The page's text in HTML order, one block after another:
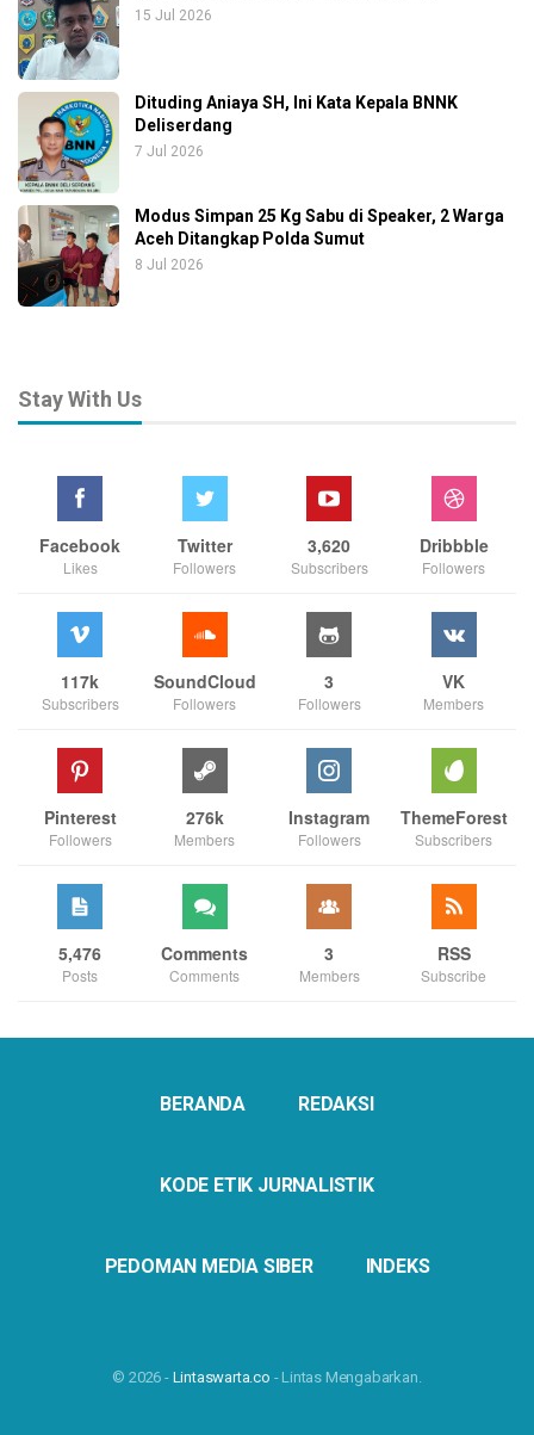
15 Jul 2026
Dituding Aniaya SH, Ini Kata Kepala BNNK
Deliserdang
7 Jul 2026
Modus Simpan 25 Kg Sabu di Speaker, 2 Warga
Aceh Ditangkap Polda Sumut
8 Jul 2026
Stay With Us
Facebook
Likes
Twitter
Followers
3,620
Subscribers
Dribbble
Followers
117k
Subscribers
SoundCloud
Followers
3
Followers
VK
Members
Pinterest
Followers
276k
Members
Instagram
Followers
ThemeForest
Subscribers
5,476
Posts
Comments
Comments
3
Members
RSS
Subscribe
BERANDA REDAKSI
KODE ETIK JURNALISTIK
PEDOMAN MEDIA SIBER INDEKS
© 2026 - Lintaswarta.co - Lintas Mengabarkan.